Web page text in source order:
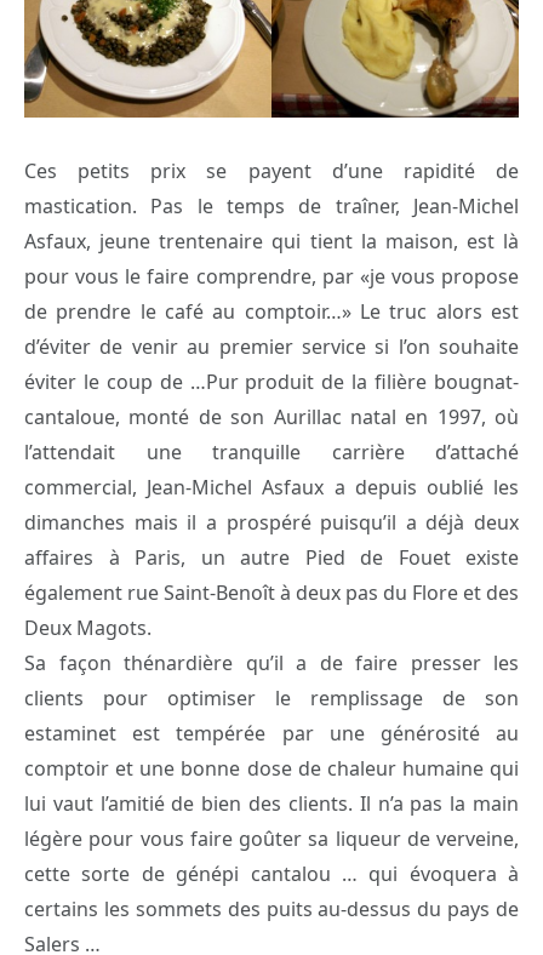
Ces petits prix se payent d’une rapidité de
mastication. Pas le temps de traîner, Jean-Michel
Asfaux, jeune trentenaire qui tient la maison, est là
pour vous le faire comprendre, par «je vous propose
de prendre le café au comptoir…» Le truc alors est
d’éviter de venir au premier service si l’on souhaite
éviter le coup de …Pur produit de la filière bougnat-
cantaloue, monté de son Aurillac natal en 1997, où
l’attendait une tranquille carrière d’attaché
commercial, Jean-Michel Asfaux a depuis oublié les
dimanches mais il a prospéré puisqu’il a déjà deux
affaires à Paris, un autre Pied de Fouet existe
également rue Saint-Benoît à deux pas du Flore et des
Deux Magots.
Sa façon thénardière qu’il a de faire presser les
clients pour optimiser le remplissage de son
estaminet est tempérée par une générosité au
comptoir et une bonne dose de chaleur humaine qui
lui vaut l’amitié de bien des clients. Il n’a pas la main
légère pour vous faire goûter sa liqueur de verveine,
cette sorte de génépi cantalou … qui évoquera à
certains les sommets des puits au-dessus du pays de
Salers …